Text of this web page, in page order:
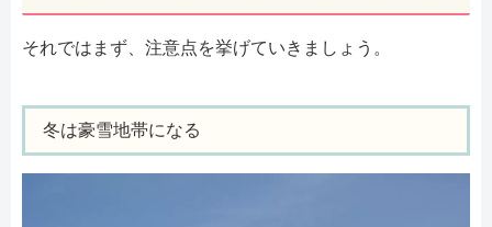
それではまず、注意点を挙げていきましょう。
冬は豪雪地帯になる